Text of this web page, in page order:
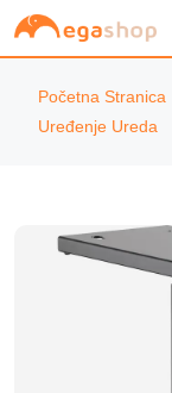
Početna Stranica
Uređenje Ureda